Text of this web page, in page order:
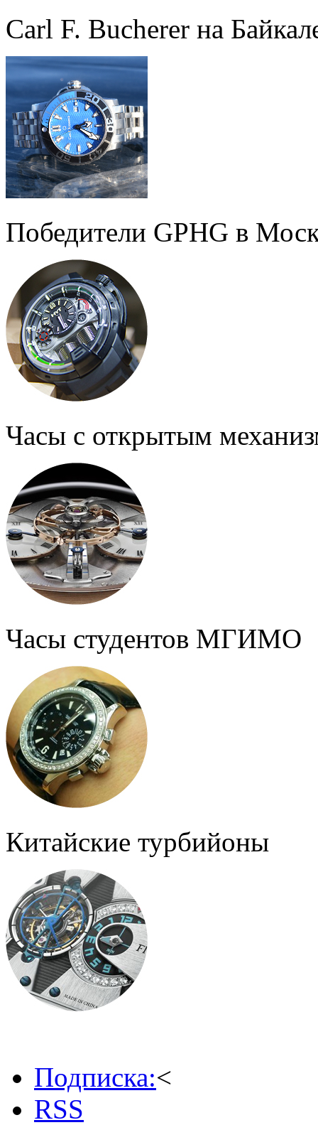
Carl F. Bucherer на
Победители GPHG в
Часы с открытым
Часы студентов МГИМО
Китайские турбийоны
Подписка:<
RSS